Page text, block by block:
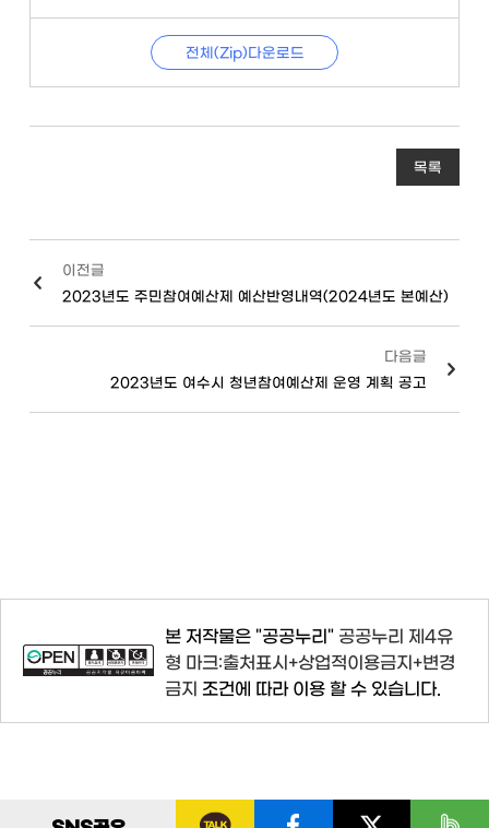
전체(Zip)다운로드
목록
이전글
2023년도 주민참여예산제 예산반영내역(2024년도 본예산)
다음글
2023년도 여수시 청년참여예산제 운영 계획 공고
본 저작물은 "공공누리" 공공누리 제4유
형 마크:출처표시+상업적이용금지+변경
금지 조건에 따라 이용 할 수 있습니다.